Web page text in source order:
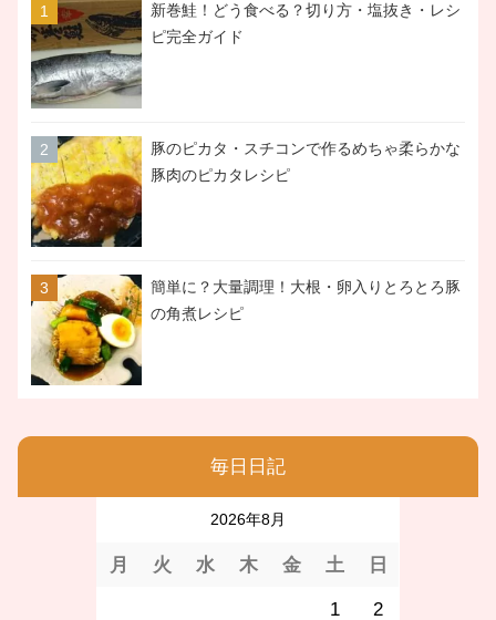
新巻鮭！どう食べる？切り方・塩抜き・レシ
ピ完全ガイド
豚のピカタ・スチコンで作るめちゃ柔らかな
豚肉のピカタレシピ
簡単に？大量調理！大根・卵入りとろとろ豚
の角煮レシピ
毎日日記
2026年8月
月 火 水 木 金 土 日
1 2